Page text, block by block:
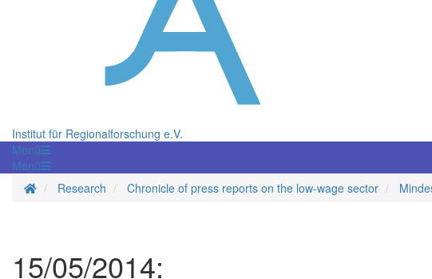
Institut für Regionalforschung e.V.
Menü
Menü
Homepage
Research Chronicle of press reports on the low-wage sector
15/05/2014: